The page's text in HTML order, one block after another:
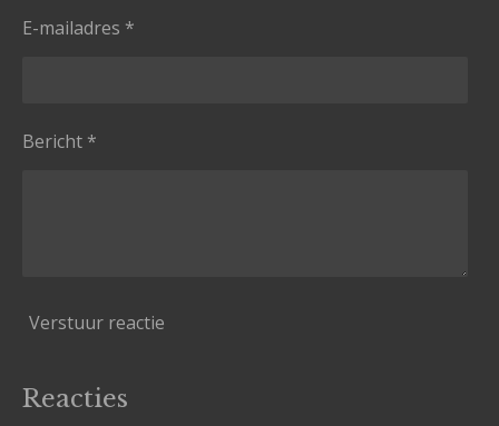
E-mailadres *
Bericht *
Verstuur reactie
Reacties